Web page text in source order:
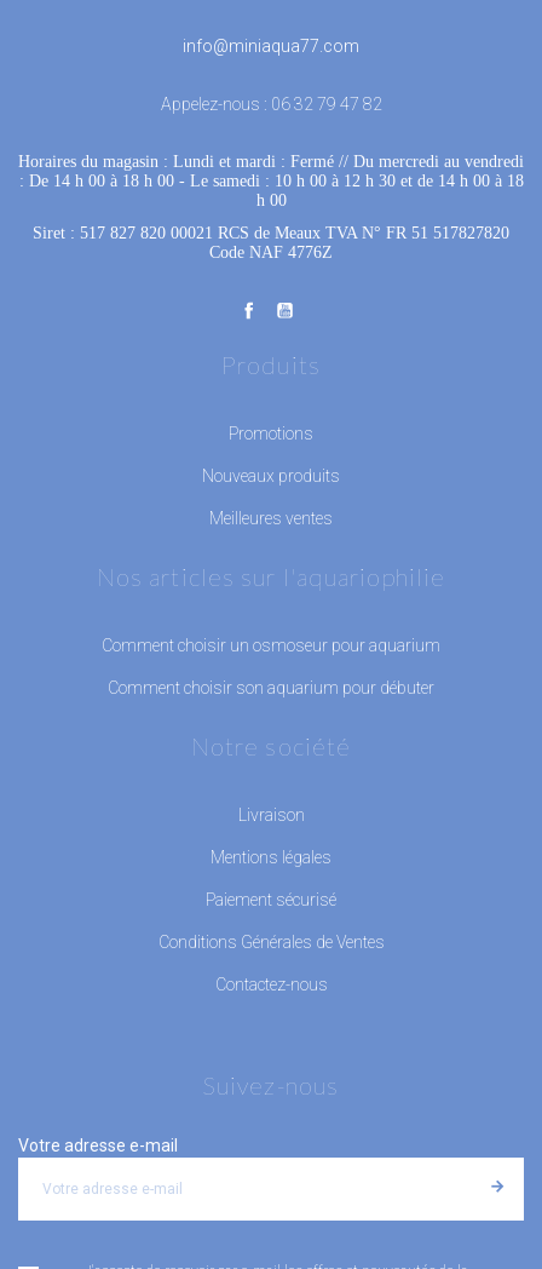
info@miniaqua77.com
Appelez-nous : 06 32 79 47 82
Horaires du magasin : Lundi et mardi : Fermé // Du mercredi au vendredi
: De 14 h 00 à 18 h 00 - Le samedi : 10 h 00 à 12 h 30 et de 14 h 00 à 18
h 00
Siret : 517 827 820 00021 RCS de Meaux TVA N° FR 51 517827820
Code NAF 4776Z
Produits
Promotions
Nouveaux produits
Meilleures ventes
Nos articles sur l'aquariophilie
Comment choisir un osmoseur pour aquarium
Comment choisir son aquarium pour débuter
Notre société
Livraison
Mentions légales
Paiement sécurisé
Conditions Générales de Ventes
Contactez-nous
Suivez-nous
Votre adresse e-mail